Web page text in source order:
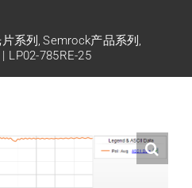
系列 Semrock产品系列
LP02-785RE-25